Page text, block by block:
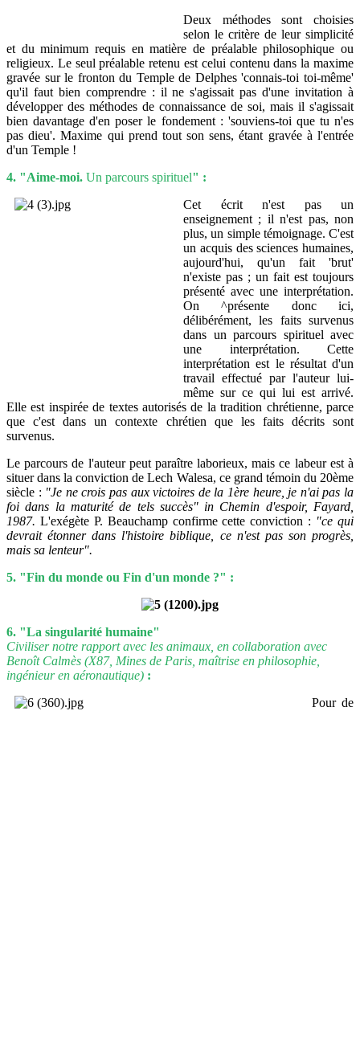
Deux méthodes sont choisies
selon le critère de leur simplicité
et du minimum requis en matière de préalable philosophique ou
religieux. Le seul préalable retenu est celui contenu dans la maxime
gravée sur le fronton du Temple de Delphes 'connais-toi toi-même'
qu'il faut bien comprendre : il ne s'agissait pas d'une invitation à
développer des méthodes de connaissance de soi, mais il s'agissait
bien davantage d'en poser le fondement : 'souviens-toi que tu n'es
pas dieu'. Maxime qui prend tout son sens, étant gravée à l'entrée
d'un Temple !
4. "Aime-moi. Un parcours spirituel" :
Cet écrit n'est pas un
enseignement ; il n'est pas, non
plus, un simple témoignage. C'est
un acquis des sciences humaines,
aujourd'hui, qu'un fait 'brut'
n'existe pas ; un fait est toujours
présenté avec une interprétation.
On ^présente donc ici,
délibérément, les faits survenus
dans un parcours spirituel avec
une interprétation. Cette
interprétation est le résultat d'un
travail effectué par l'auteur lui-
même sur ce qui lui est arrivé.
Elle est inspirée de textes autorisés de la tradition chrétienne, parce
que c'est dans un contexte chrétien que les faits décrits sont
survenus.
Le parcours de l'auteur peut paraître laborieux, mais ce labeur est à
situer dans la conviction de Lech Walesa, ce grand témoin du 20ème
siècle : "Je ne crois pas aux victoires de la 1ère heure, je n'ai pas la
foi dans la maturité de tels succès" in Chemin d'espoir, Fayard,
1987. L'exégète P. Beauchamp confirme cette conviction : "ce qui
devrait étonner dans l'histoire biblique, ce n'est pas son progrès,
mais sa lenteur".
5. "Fin du monde ou Fin d'un monde ?" :
6. "La singularité humaine"
Civiliser notre rapport avec les animaux, en collaboration avec
Benoît Calmès (X87, Mines de Paris, maîtrise en philosophie,
ingénieur en aéronautique) :
Pour de